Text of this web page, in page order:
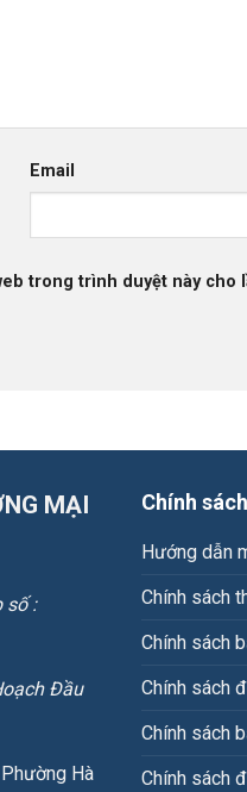
Email
trong trình duyệt này cho
MẠI
số :
Đầu
Hà
Chính sách
Hướng dẫn
Chính sách
Chính sách
Chính sách
Chính sách
Chính sách